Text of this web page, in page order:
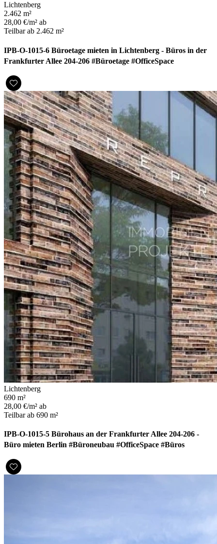
Lichtenberg
2.462 m²
28,00 €/m² ab
Teilbar ab 2.462 m²
IPB-O-1015-6 Büroetage mieten in Lichtenberg - Büros in der
Frankfurter Allee 204-206 #Büroetage #OfficeSpace
Lichtenberg
690 m²
28,00 €/m² ab
Teilbar ab 690 m²
IPB-O-1015-5 Bürohaus an der Frankfurter Allee 204-206 -
Büro mieten Berlin #Büroneubau #OfficeSpace #Büros